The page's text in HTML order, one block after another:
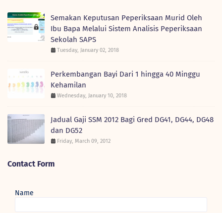
Semakan Keputusan Peperiksaan Murid Oleh
Ibu Bapa Melalui Sistem Analisis Peperiksaan
Sekolah SAPS
Tuesday, January 02, 2018
Perkembangan Bayi Dari 1 hingga 40 Minggu
Kehamilan
Wednesday, January 10, 2018
Jadual Gaji SSM 2012 Bagi Gred DG41, DG44, DG48
dan DG52
Friday, March 09, 2012
Contact Form
Name